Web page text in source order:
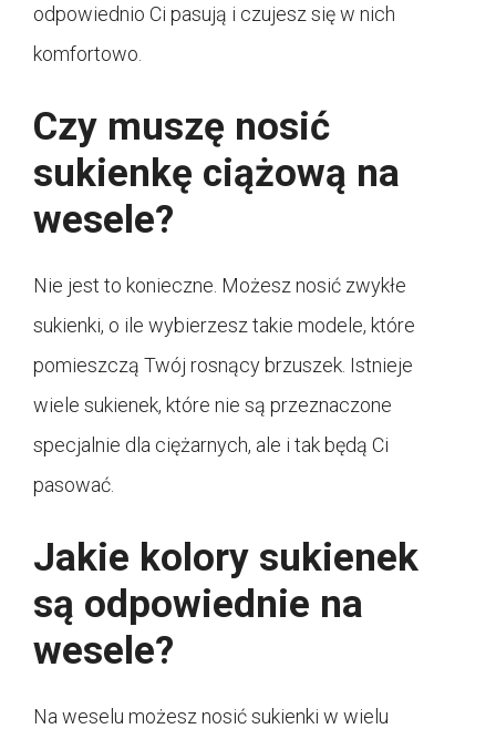
odpowiednio Ci pasują i czujesz się w nich
komfortowo.
Czy muszę nosić
sukienkę ciążową na
wesele?
Nie jest to konieczne. Możesz nosić zwykłe
sukienki, o ile wybierzesz takie modele, które
pomieszczą Twój rosnący brzuszek. Istnieje
wiele sukienek, które nie są przeznaczone
specjalnie dla ciężarnych, ale i tak będą Ci
pasować.
Jakie kolory sukienek
są odpowiednie na
wesele?
Na weselu możesz nosić sukienki w wielu